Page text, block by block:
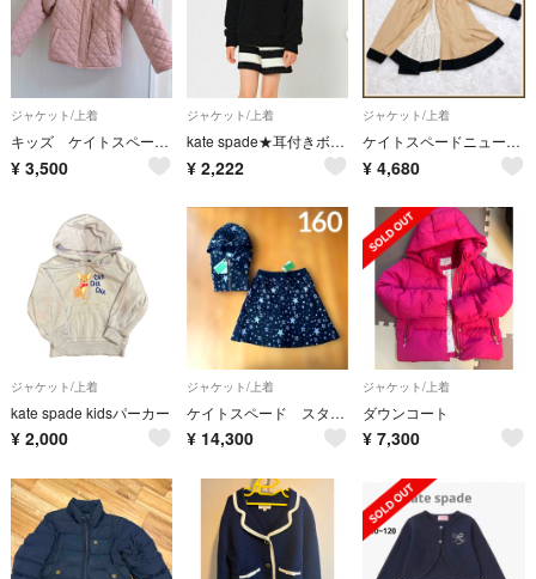
ジャケット/上着
キッズ ケイトスペード 中綿アウター 130
¥ 3,500
ジャケット/上着
kate spade★耳付きボアパーカー
¥ 2,222
ジャケット/上着
ケイトスペードニューヨーク ペプラムブルゾン 130 ベージュ ドット キッズ
¥ 4,680
ジャケット/上着
kate spade kidsパーカー
¥ 2,000
ジャケット/上着
ケイトスペード スターダストジャカードパーカ＆キュロットスカート 160
¥ 14,300
ジャケット/上着
ダウンコート
¥ 7,300